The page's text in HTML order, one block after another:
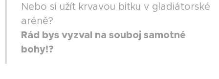
Nebo si užít krvavou bitku v gladiátorské
aréně?
Rád bys vyzval na souboj samotné
bohy!?